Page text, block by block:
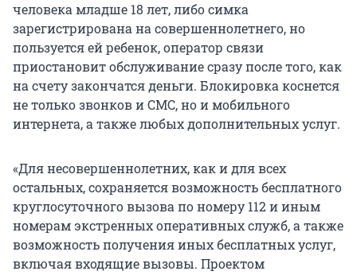
человека младше 18 лет, либо симка
зарегистрирована на совершеннолетнего, но
пользуется ей ребенок, оператор связи
приостановит обслуживание сразу после того, как
на счету закончатся деньги. Блокировка коснется
не только звонков и СМС, но и мобильного
интернета, а также любых дополнительных услуг.
«Для несовершеннолетних, как и для всех
остальных, сохраняется возможность бесплатного
круглосуточного вызова по номеру 112 и иным
номерам экстренных оперативных служб, а также
возможность получения иных бесплатных услуг,
включая входящие вызовы. Проектом